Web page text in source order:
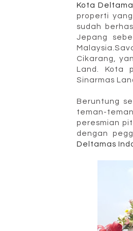
Kota
properti
sudah
Jepang
Malaysia. S
Cikarang,
Land. Kota
Sinarmas
Beruntung
teman-
peresmian
dengan
Deltamas